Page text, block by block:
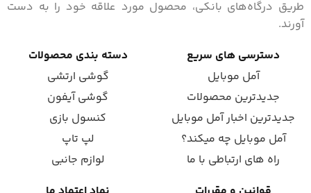
طریق درگاه‌های بانکی، محصول مورد علاقه خود را به دست
آورند.
دسترسی های سریع
آمل موبایل
جدیدترین محصولات
جدیدترین اخبار آمل موبایل
آمل موبایل چه میکند؟
راه های ارتباطی با ما
دسته بندی محصولات
گوشی ارتشی
گوشی آیفون
کنسول بازی
لپ تاپ
لوازم جانبی